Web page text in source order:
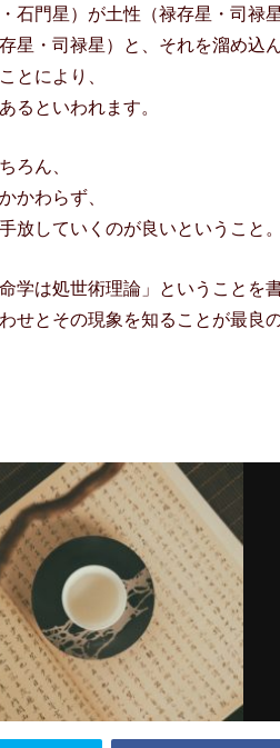
石門星）が土性（禄存星・司禄
星・司禄星）と、それを溜め込
とにより、
るといわれます。
ろん、
かわらず、
放していくのが良いということ。
学は処世術理論」ということを
せとその現象を知ることが最良